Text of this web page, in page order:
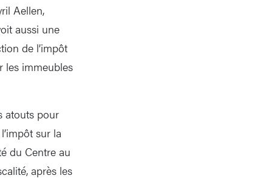
Aellen,
aussi une
de l’impôt
les immeubles
atouts pour
sur la
du Centre au
après les